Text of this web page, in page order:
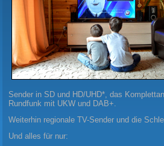
Sender in SD und HD/UHD*, das
Rundfunk mit UKW und DAB+.
Weiterhin regionale TV-Sender und die
Und alles für nur: